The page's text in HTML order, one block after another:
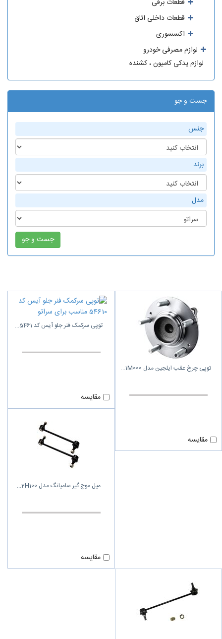
قطعات برقی
قطعات داخلی اتاق
اکسسوری
لوازم مصرفی خودرو
لوازم یدکی کامیون ، کشنده
جست و جو
جنس
برند
مدل
توپی چرخ عقب ایلجین مدل 1M000
مقایسه
توپی سرکمک فنر جلو آیس کد 5461
مقایسه
میل موج گیر سامیانگ مدل 2H100
مقایسه